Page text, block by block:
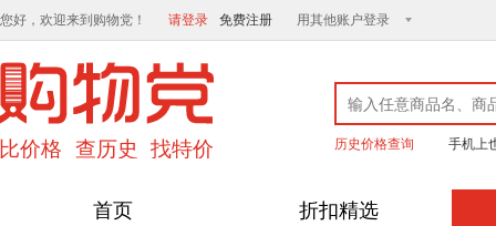
您好，欢迎来到购物党！ 请登录 免费注册 用其他账户登录
历史价格查询 手机上
首页 折扣精选